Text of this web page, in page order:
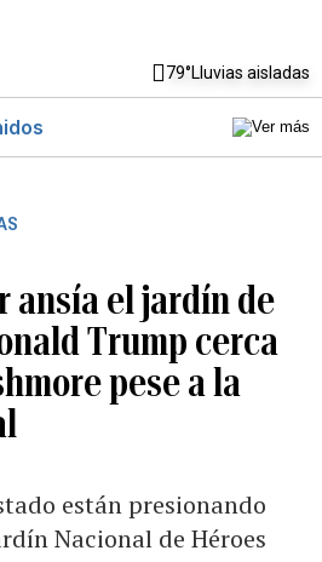
79°Lluvias aisladas
ansía el jardín de
Trump cerca
pese a la
están presionando
Nacional de Héroes